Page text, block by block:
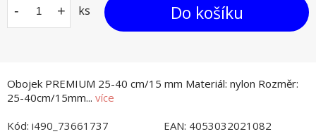
Obojek PREMIUM 25-40 cm/15 mm Materiál: nylon Rozměr:
25-40cm/15mm... více
- + ks Do košíku
Kód: i490_73661737 EAN: 4053032021082